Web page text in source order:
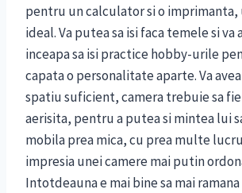
pentru un calculator si o imprimanta,
ideal. Va putea sa isi faca temele si va
inceapa sa isi practice hobby-urile
capata o personalitate aparte. Va
spatiu suficient, camera trebuie sa
aerisita, pentru a putea si mintea lui
mobila prea mica, cu prea multe
impresia unei camere mai putin
Intotdeauna e mai bine sa mai